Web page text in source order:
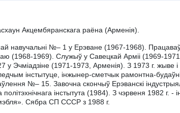
Акцембяранскага раёна (Арменія).
навучальні №– 1 у Ерэване (1967-1968).
(1968-1969). Служыў у Савецкай Арміі (1969-
у Эчміадзіне (1971-1973, Арменія). З 1973 г. жыве
інстытуце, інжынер-сметчык рамонтна-
№– 15. Завочна скончыў Ерэванскі
інстытута (1984). З чэрвеня 1982 г. -
мэбля». Сябра СП СССР з 1988 г.